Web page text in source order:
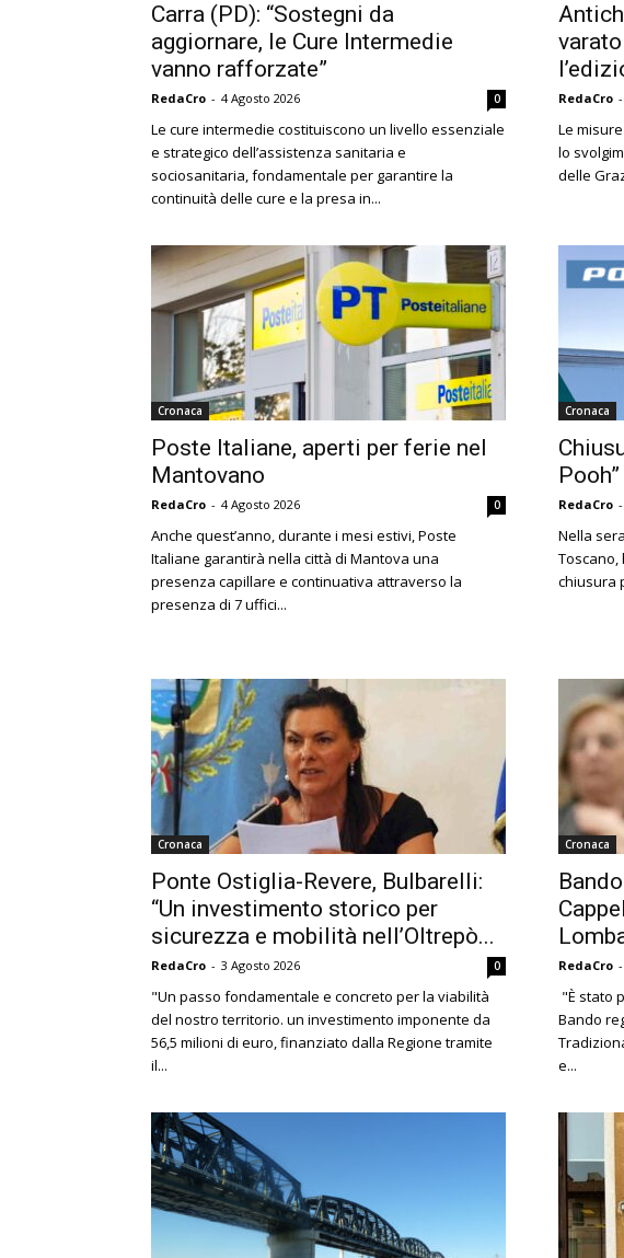
Carra (PD): “Sostegni da
aggiornare, le Cure Intermedie
vanno rafforzate”
RedaCro - 4 Agosto 2026 0
Le cure intermedie costituiscono un livello essenziale
e strategico dell’assistenza sanitaria e
sociosanitaria, fondamentale per garantire la
continuità delle cure e la presa in...
RedaCro -
Le
lo
delle
Cronaca
Poste Italiane, aperti per ferie nel
Mantovano
RedaCro - 4 Agosto 2026 0
Anche quest’anno, durante i mesi estivi, Poste
Italiane garantirà nella città di Mantova una
presenza capillare e continuativa attraverso la
presenza di 7 uffici...
Cronaca
RedaCro -
Nella
Toscano,
chiusura
Cronaca
Ponte Ostiglia-Revere, Bulbarelli:
“Un investimento storico per
sicurezza e mobilità nell’Oltrepò...
RedaCro - 3 Agosto 2026 0
"Un passo fondamentale e concreto per la viabilità
del nostro territorio. un investimento imponente da
56,5 milioni di euro, finanziato dalla Regione tramite
il...
Cronaca
RedaCro -
"È stato
Bando
e...